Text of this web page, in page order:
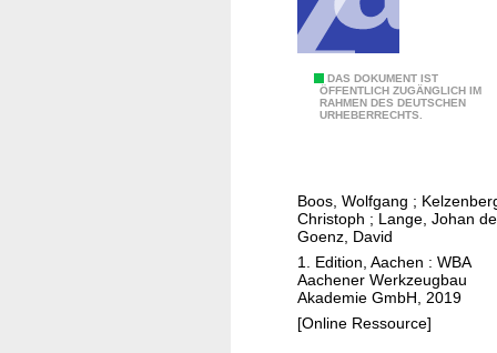
DAS DOKUMENT IST
ÖFFENTLICH ZUGÄNGLICH IM
RAHMEN DES DEUTSCHEN
URHEBERRECHTS.
g
r
e
i
c
h
Boos, Wolfgang ;
Christoph ; Lange, Johan de
Goenz, David
1. Edition, Aachen : WBA
Aachener Werkzeugbau
Akademie GmbH, 2019
[Online Ressource]